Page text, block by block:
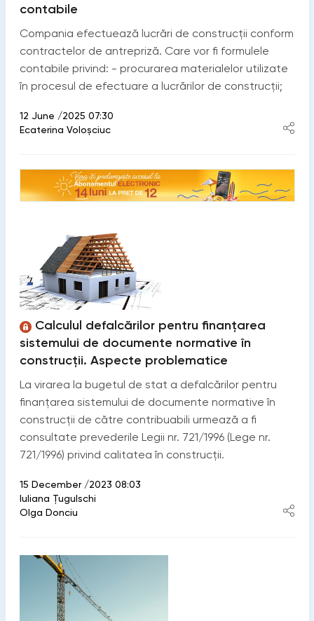
contabile
Compania efectuează lucrări de construcții conform
contractelor de antrepriză. Care vor fi formulele
contabile privind: - procurarea materialelor utilizate
în procesul de efectuare a lucrărilor de construcții;
12 June /2025 07:30
Ecaterina Voloșciuc
Calculul defalcărilor pentru finanţarea
sistemului de documente normative în
construcţii. Aspecte problematice
La virarea la bugetul de stat a defalcărilor pentru
finanţarea sistemului de documente normative în
construcţii de către contribuabili urmează a fi
consultate prevederile Legii nr. 721/1996 (Lege nr.
721/1996) privind calitatea în construcţii.
15 December /2023 08:03
Iuliana Țugulschi
Olga Donciu